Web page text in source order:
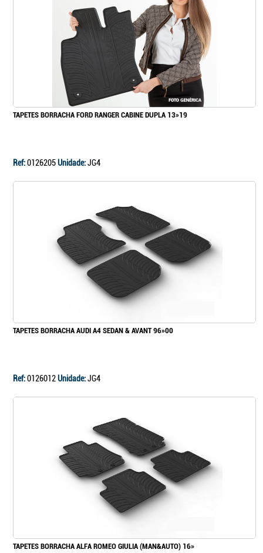
TAPETES BORRACHA FORD RANGER CABINE DUPLA 13»19
Ref:0126205Unidade:JG4
TAPETES BORRACHA AUDI A4 SEDAN & AVANT 96»00
Ref:0126012Unidade:JG4
TAPETES BORRACHA ALFA ROMEO GIULIA (MAN&AUTO) 16»